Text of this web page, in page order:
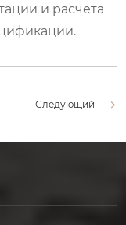
и расчета
Следующий